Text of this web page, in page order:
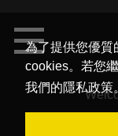
為了提供您優質
cookies。若您
我們的隱私政策